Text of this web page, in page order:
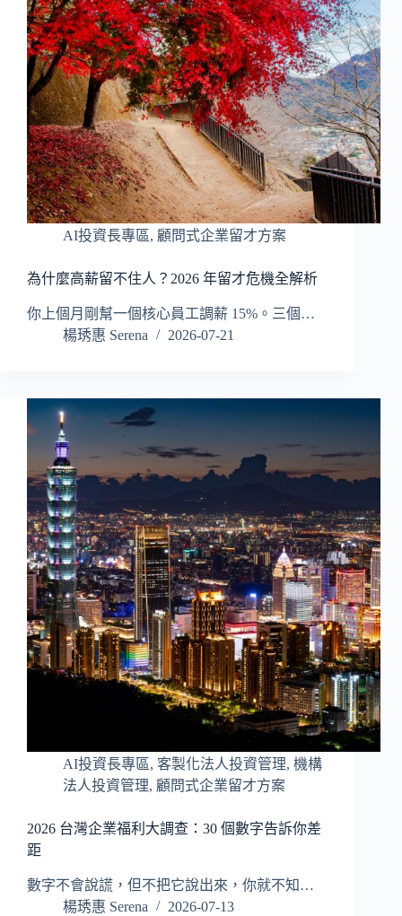
AI投資長專區, 顧問式企業留才方案
為什麼高薪留不住人？2026 年留才危機全解析
你上個月剛幫一個核心員工調薪 15%。三個…
楊琇惠 Serena
2026-07-21
AI投資長專區, 客製化法人投資管理, 機構
法人投資管理, 顧問式企業留才方案
2026 台灣企業福利大調查：30 個數字告訴你差
距
數字不會說謊，但不把它說出來，你就不知…
楊琇惠 Serena
2026-07-13